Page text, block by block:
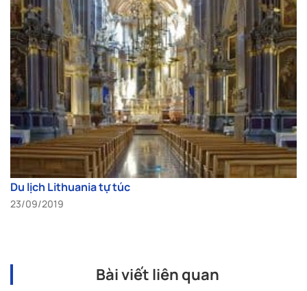
Du lịch Lithuania tự túc
23/09/2019
Bài viết liên quan